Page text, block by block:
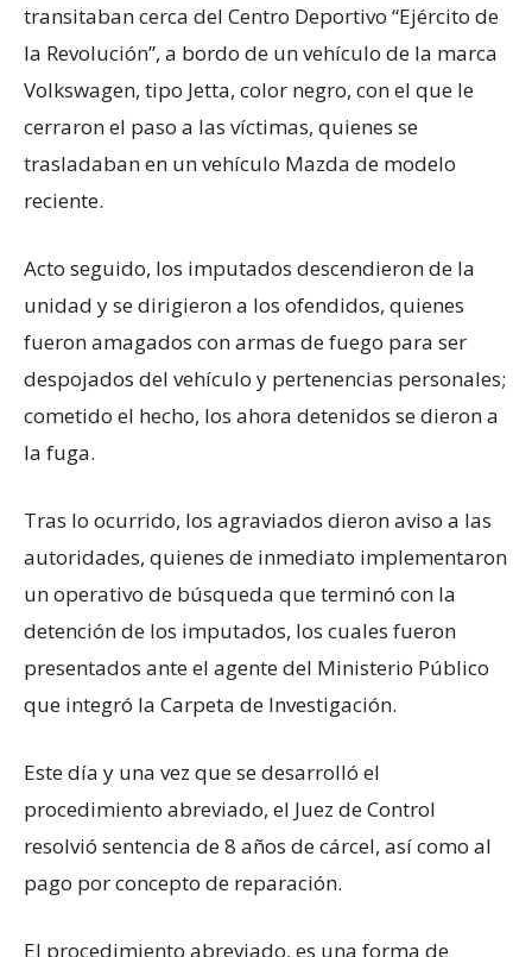
transitaban cerca del Centro Deportivo “Ejército de
la Revolución”, a bordo de un vehículo de la marca
Volkswagen, tipo Jetta, color negro, con el que le
cerraron el paso a las víctimas, quienes se
trasladaban en un vehículo Mazda de modelo
reciente.
Acto seguido, los imputados descendieron de la
unidad y se dirigieron a los ofendidos, quienes
fueron amagados con armas de fuego para ser
despojados del vehículo y pertenencias personales;
cometido el hecho, los ahora detenidos se dieron a
la fuga.
Tras lo ocurrido, los agraviados dieron aviso a las
autoridades, quienes de inmediato implementaron
un operativo de búsqueda que terminó con la
detención de los imputados, los cuales fueron
presentados ante el agente del Ministerio Público
que integró la Carpeta de Investigación.
Este día y una vez que se desarrolló el
procedimiento abreviado, el Juez de Control
resolvió sentencia de 8 años de cárcel, así como al
pago por concepto de reparación.
El procedimiento abreviado, es una forma de